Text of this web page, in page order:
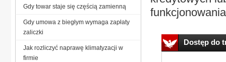
Dostęp do
Gdy towar staje się częścią zamienną
Gdy umowa z biegłym wymaga zapłaty
zaliczki
Jak rozliczyć naprawę klimatyzacji w
firmie